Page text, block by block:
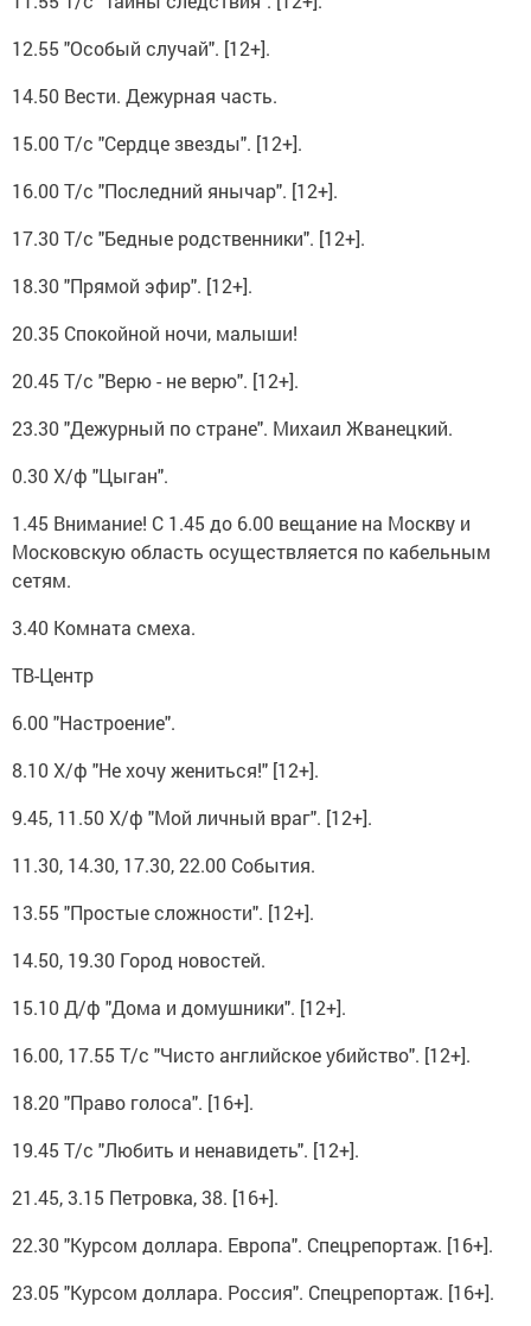
12.55 "Особый случай". [12+].
14.50 Вести. Дежурная часть.
15.00 Т/с "Сердце звезды". [12+].
16.00 Т/с "Последний янычар". [12+].
17.30 Т/с "Бедные родственники". [12+].
18.30 "Прямой эфир". [12+].
20.35 Спокойной ночи, малыши!
20.45 Т/с "Верю - не верю". [12+].
23.30 "Дежурный по стране". Михаил Жванецкий.
0.30 Х/ф "Цыган".
1.45 Внимание! С 1.45 до 6.00 вещание на Москву и
Московскую область осуществляется по кабельным
сетям.
3.40 Комната смеха.
ТВ-Центр
6.00 "Настроение".
8.10 Х/ф "Не хочу жениться!" [12+].
9.45, 11.50 Х/ф "Мой личный враг". [12+].
11.30, 14.30, 17.30, 22.00 События.
13.55 "Простые сложности". [12+].
14.50, 19.30 Город новостей.
15.10 Д/ф "Дома и домушники". [12+].
16.00, 17.55 Т/с "Чисто английское убийство". [12+].
18.20 "Право голоса". [16+].
19.45 Т/с "Любить и ненавидеть". [12+].
21.45, 3.15 Петровка, 38. [16+].
22.30 "Курсом доллара. Европа". Спецрепортаж. [16+].
23.05 "Курсом доллара. Россия". Спецрепортаж. [16+].